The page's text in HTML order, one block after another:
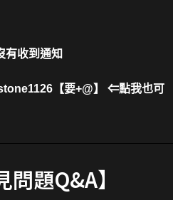
有收到通知
【要+@】 ⇐點我也可
問題Q&A】